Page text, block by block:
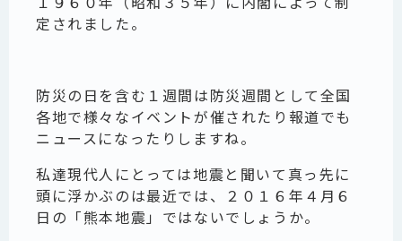
定されました。
防災の日を含む１週間は防災週間として全国
各地で様々なイベントが催されたり報道でも
ニュースになったりしますね。
私達現代人にとっては地震と聞いて真っ先に
頭に浮かぶのは最近では、２０１６年４月６
日の「熊本地震」ではないでしょうか。